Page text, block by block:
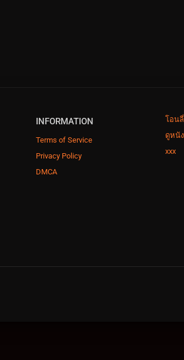
INFORMATION
Terms of Service
Privacy Policy
DMCA
โอน
ดูหนั
xxx